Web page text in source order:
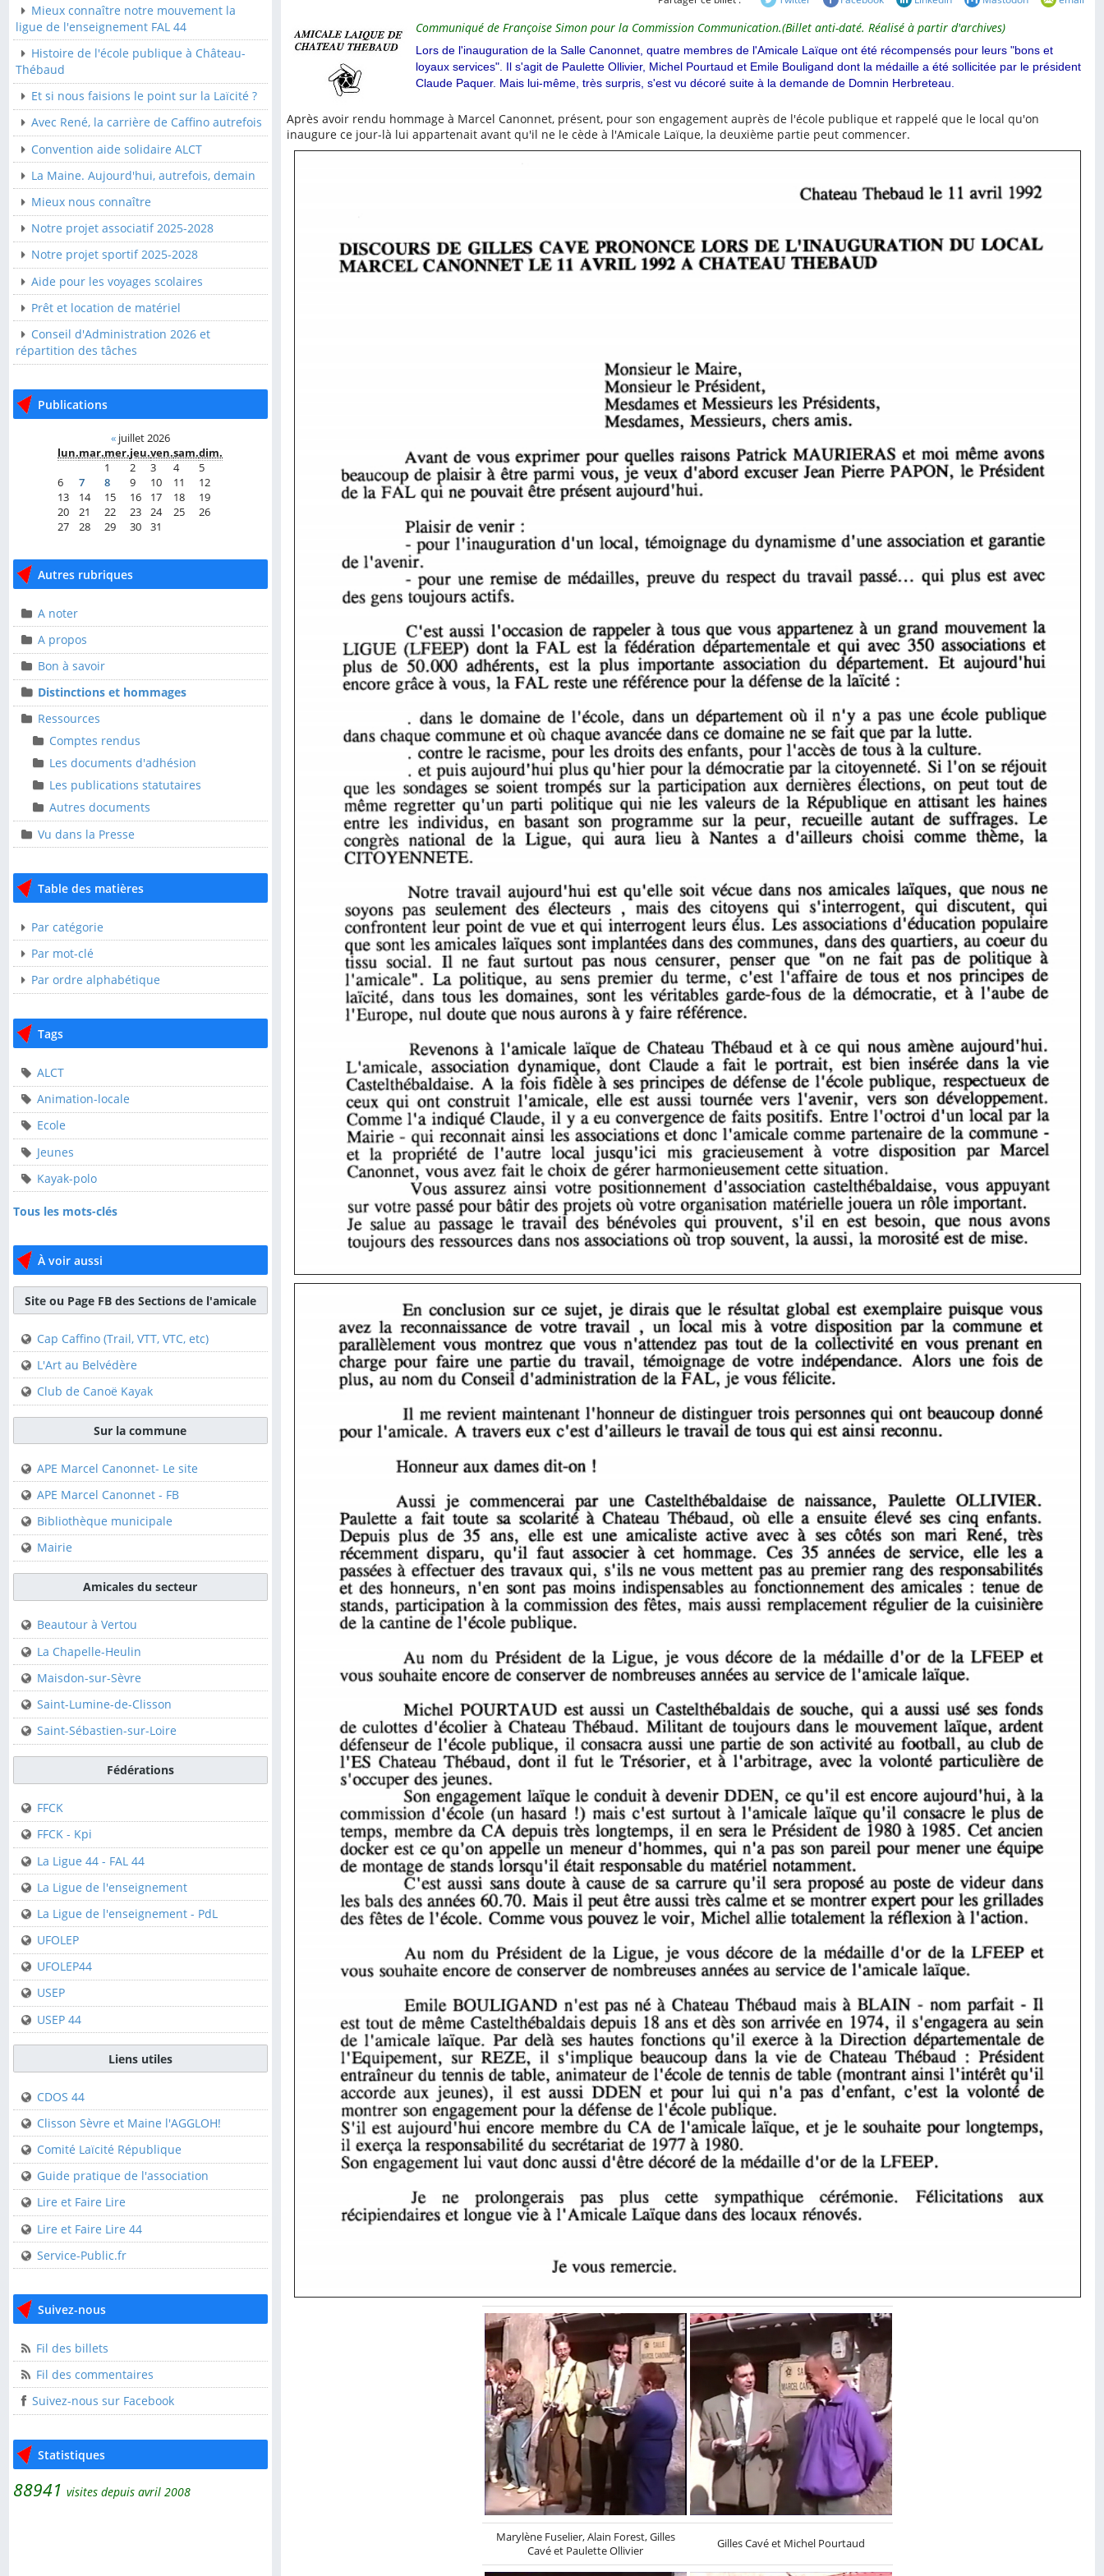
Convention aide solidaire
ALCT
La Maine. Aujourd'hui,
autrefois, demain
Mieux nous connaître
Notre projet associatif
2025-2028
Notre projet sportif 2025-
2028
Aide pour les voyages
scolaires
Prêt et location de
matériel
Conseil d'Administration
2026 et répartition des
tâches
Publications
mer.jeu.ven.sam.dim.
2 3 4
5
11
12
16 17 18
19
23 24 25
26
30 31
Autres rubriques
A noter
A propos
Bon à savoir
Distinctions et
hommages
Ressources
Comptes rendus
Les documents
d'adhésion
Les publications
statutaires
Vu dans la Presse
Table des matières
Par catégorie
Par ordre alphabétique
Tags
ALCT
Animation-locale
Ecole
Jeunes
Tous les mots-clés
Site ou Page FB des
Sections de l'amicale
Cap Caffino (Trail, VTT,
Club de Canoë Kayak
Sur la commune
APE Marcel Canonnet-
Le site
APE Marcel Canonnet -
Bibliothèque municipale
Mairie
Amicales du secteur
Beautour à Vertou
La Chapelle-Heulin
Maisdon-sur-Sèvre
Saint-Lumine-de-
Clisson
Saint-Sébastien-sur-
Loire
Fédérations
FFCK
FFCK - Kpi
La Ligue 44 - FAL 44
l'enseignement
La Ligue de
l'enseignement - PdL
UFOLEP
UFOLEP44
USEP
USEP 44
Liens utiles
CDOS 44
l'AGGLOH!
Comité Laïcité
République
Guide pratique de
Lire et Faire Lire
Lire et Faire Lire 44
Mieux connaître notre mouvement la
ligue de l'enseignement FAL 44
Histoire de l'école publique à Château-
Thébaud
Et si nous faisions le point sur la Laïcité ?
Avec René, la carrière de Caffino autrefois
Convention aide solidaire ALCT
La Maine. Aujourd'hui, autrefois, demain
Mieux nous connaître
Notre projet associatif 2025-2028
Notre projet sportif 2025-2028
Aide pour les voyages scolaires
Prêt et location de matériel
Conseil d'Administration 2026 et
répartition des tâches
Publications
«juillet 2026
lun.mar.mer.jeu.ven.sam.dim.
1
2 3 4
5
6
7 8 9 10 11
12
13
14 15 16 17 18
19
20
21 22 23 24 25
26
27
28 29 30 31
Autres rubriques
A noter
A propos
Bon à savoir
Distinctions et hommages
Ressources
Comptes rendus
Les documents d'adhésion
Les publications statutaires
Autres documents
Vu dans la Presse
Table des matières
Par catégorie
Par mot-clé
Par ordre alphabétique
Tags
ALCT
Animation-locale
Ecole
Jeunes
Kayak-polo
Tous les mots-clés
À voir aussi
Site ou Page FB des Sections de l'amicale
Cap Caffino (Trail, VTT, VTC, etc)
L'Art au Belvédère
Club de Canoë Kayak
Sur la commune
APE Marcel Canonnet- Le site
APE Marcel Canonnet - FB
Bibliothèque municipale
Mairie
Amicales du secteur
Beautour à Vertou
La Chapelle-Heulin
Maisdon-sur-Sèvre
Saint-Lumine-de-Clisson
Saint-Sébastien-sur-Loire
Fédérations
FFCK
FFCK - Kpi
La Ligue 44 - FAL 44
La Ligue de l'enseignement
La Ligue de l'enseignement - PdL
UFOLEP
UFOLEP44
USEP
USEP 44
Liens utiles
CDOS 44
Clisson Sèvre et Maine l'AGGLOH!
Comité Laïcité République
Guide pratique de l'association
Lire et Faire Lire
Lire et Faire Lire 44
Service-Public.fr
Suivez-nous
Fil des billets
Fil des commentaires
Suivez-nous sur Facebook
Statistiques
88941 visites depuis avril 2008
Communiqué de Françoise Simon pour la Commission Communication.(Billet anti-daté. Réalisé à partir d'archives)
Lors de l'inauguration de la Salle Canonnet, quatre membres de l'Amicale Laïque ont été récompensés pour leurs "bons et
loyaux services". Il s'agit de Paulette Ollivier, Michel Pourtaud et Emile Bouligand dont la médaille a été sollicitée par le président
Claude Paquer. Mais lui-même, très surpris, s'est vu décoré suite à la demande de Domnin Herbreteau.
Après avoir rendu hommage à Marcel Canonnet, présent, pour son engagement auprès de l'école publique et rappelé que le local qu'on
inaugure ce jour-là lui appartenait avant qu'il ne le cède à l'Amicale Laïque, la deuxième partie peut commencer.
Marylène Fuselier, Alain Forest, Gilles
Cavé et Paulette Ollivier
Gilles Cavé et Michel Pourtaud